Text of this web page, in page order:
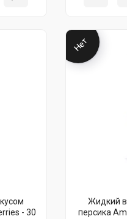
- 30
Нет
Жидкий
персика